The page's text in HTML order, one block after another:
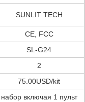
SUNLIT TECH
CE, FCC
SL-G24
2
75.00USD/kit
набор включая 1 пульт